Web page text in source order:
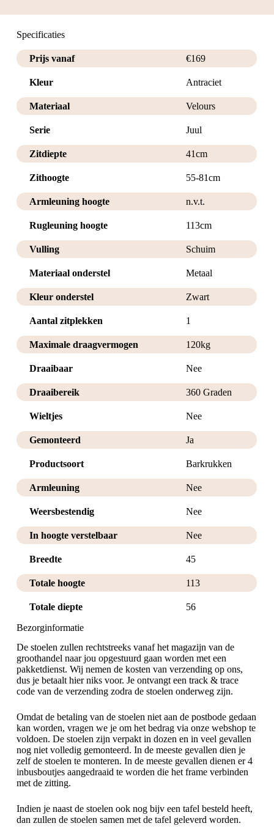
Specificaties
Prijs vanaf €169
Kleur Antraciet
Materiaal Velours
Serie Juul
Zitdiepte 41cm
Zithoogte 55-81cm
Armleuning hoogte n.v.t.
Rugleuning hoogte 113cm
Vulling Schuim
Materiaal onderstel Metaal
Kleur onderstel Zwart
Aantal zitplekken 1
Maximale draagvermogen 120kg
Draaibaar Nee
Draaibereik 360 Graden
Wieltjes Nee
Gemonteerd Ja
Productsoort Barkrukken
Armleuning Nee
Weersbestendig Nee
In hoogte verstelbaar Nee
Breedte 45
Totale hoogte 113
Totale diepte
56
Bezorginformatie
De stoelen zullen rechtstreeks vanaf het magazijn van de
groothandel naar jou opgestuurd gaan worden met een
pakketdienst. Wij nemen de kosten van verzending op ons,
dus je betaalt hier niks voor. Je ontvangt een track & trace
code van de verzending zodra de stoelen onderweg zijn.
Omdat de betaling van de stoelen niet aan de postbode gedaan
kan worden, vragen we je om het bedrag via onze webshop te
voldoen. De stoelen zijn verpakt in dozen en in veel gevallen
nog niet volledig gemonteerd. In de meeste gevallen dien je
zelf de stoelen te monteren. In de meeste gevallen dienen er 4
inbusboutjes aangedraaid te worden die het frame verbinden
met de zitting.
Indien je naast de stoelen ook nog bijv een tafel besteld heeft,
dan zullen de stoelen samen met de tafel geleverd worden.